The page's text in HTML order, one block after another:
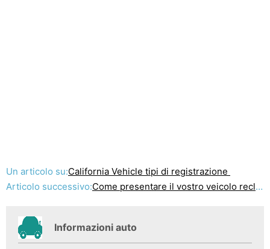
Un articolo su:California Vehicle tipi di registrazione
Articolo successivo:Come presentare il vostro veicolo reclamo di assicurazione
Informazioni auto